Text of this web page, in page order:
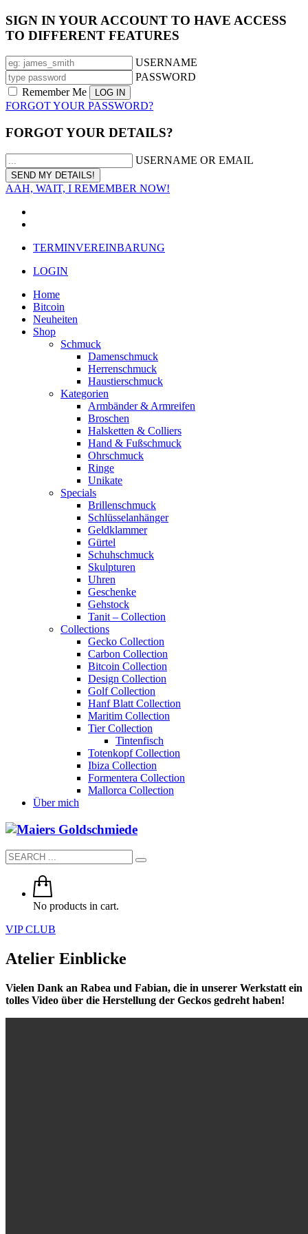
SIGN IN YOUR ACCOUNT TO HAVE ACCESS
TO DIFFERENT FEATURES
USERNAME
PASSWORD
Remember Me
FORGOT YOUR PASSWORD?
FORGOT YOUR DETAILS?
USERNAME OR EMAIL
AAH, WAIT, I REMEMBER NOW!
TERMINVEREINBARUNG
LOGIN
Home
Bitcoin
Neuheiten
Shop
Schmuck
Damenschmuck
Herrenschmuck
Haustierschmuck
Kategorien
Armbänder & Armreifen
Broschen
Halsketten & Colliers
Hand & Fußschmuck
Ohrschmuck
Ringe
Unikate
Specials
Brillenschmuck
Schlüsselanhänger
Geldklammer
Gürtel
Schuhschmuck
Skulpturen
Uhren
Geschenke
Gehstock
Tanit – Collection
Collections
Gecko Collection
Carbon Collection
Bitcoin Collection
Design Collection
Golf Collection
Hanf Blatt Collection
Maritim Collection
Tier Collection
Tintenfisch
Totenkopf Collection
Ibiza Collection
Formentera Collection
Mallorca Collection
Über mich
No products in cart.
VIP CLUB
Atelier Einblicke
Vielen Dank an Rabea und Fabian, die in unserer Werkstatt ein
tolles Video über die Herstellung der Geckos gedreht haben!